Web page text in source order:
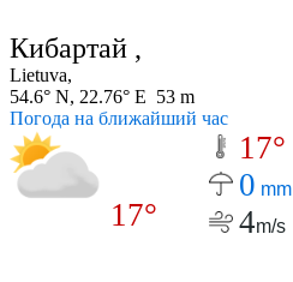
Кибартай ,
Lietuva,
54.6° N, 22.76° E 53 m
Погода на ближайший час
17°
17°
0 mm
4m/s